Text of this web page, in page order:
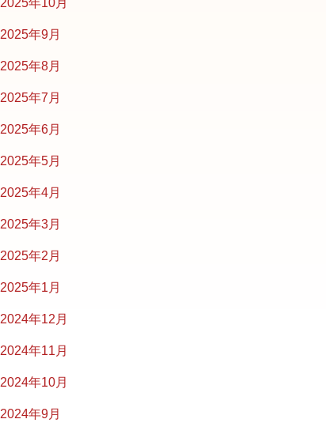
2025年10月
2025年9月
2025年8月
2025年7月
2025年6月
2025年5月
2025年4月
2025年3月
2025年2月
2025年1月
2024年12月
2024年11月
2024年10月
2024年9月